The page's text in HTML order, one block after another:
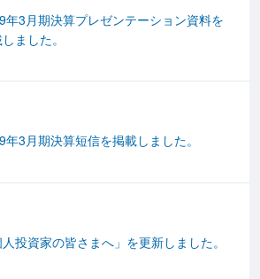
年3月期決算プレゼンテーション資料を
ました。
年3月期決算短信を掲載しました。
人投資家の皆さまへ」を更新しました。